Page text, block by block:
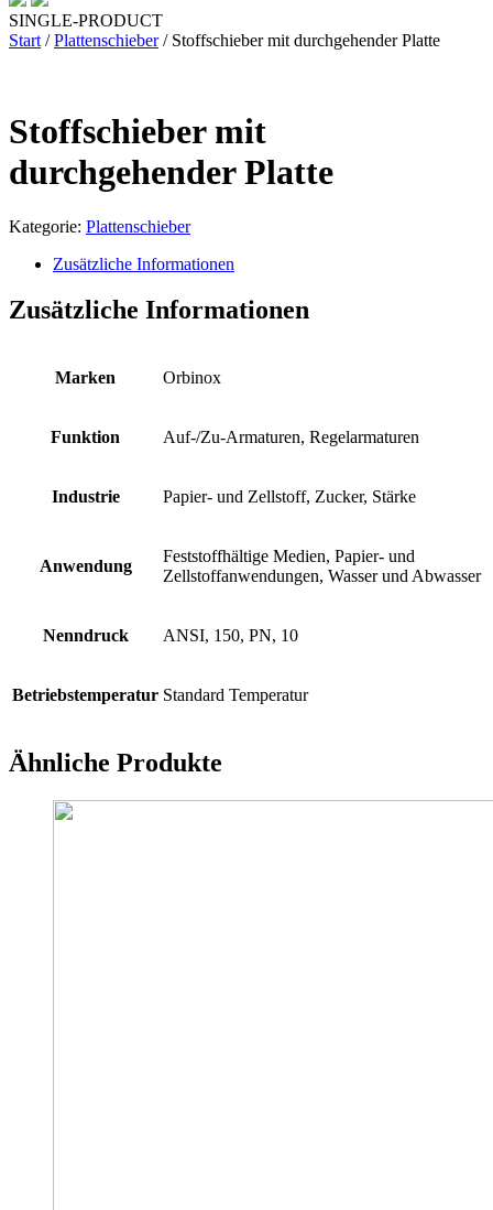
SINGLE-PRODUCT
Start /Plattenschieber/ Stoffschieber mit durchgehender Platte
Stoffschieber mit
durchgehender Platte
Kategorie: Plattenschieber
Zusätzliche Informationen
Zusätzliche Informationen
Marken Orbinox
Funktion Auf-/Zu-Armaturen, Regelarmaturen
Industrie Papier- und Zellstoff, Zucker, Stärke
Anwendung
Feststoffhältige Medien, Papier- und
Zellstoffanwendungen, Wasser und Abwasser
Nenndruck ANSI, 150, PN, 10
Betriebstemperatur Standard Temperatur
Ähnliche Produkte